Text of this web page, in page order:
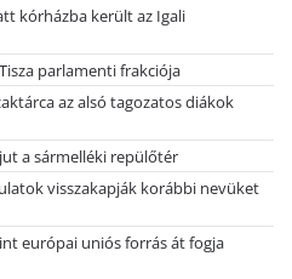
kórházba került az Igali
parlamenti frakciója
az alsó tagozatos diákok
a sármelléki repülőtér
visszakapják korábbi nevüket
európai uniós forrás át fogja